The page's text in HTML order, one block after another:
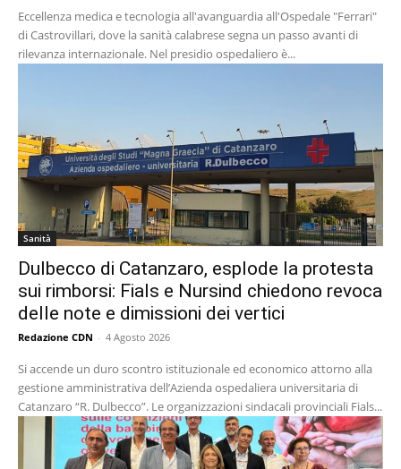
Eccellenza medica e tecnologia all'avanguardia all'Ospedale "Ferrari"
di Castrovillari, dove la sanità calabrese segna un passo avanti di
rilevanza internazionale. Nel presidio ospedaliero è...
Sanità
Dulbecco di Catanzaro, esplode la protesta
sui rimborsi: Fials e Nursind chiedono revoca
delle note e dimissioni dei vertici
Redazione CDN - 4 Agosto 2026
Si accende un duro scontro istituzionale ed economico attorno alla
gestione amministrativa dell’Azienda ospedaliera universitaria di
Catanzaro “R. Dulbecco”. Le organizzazioni sindacali provinciali Fials...